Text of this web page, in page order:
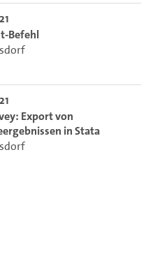
Befehl
Export von
in Stata